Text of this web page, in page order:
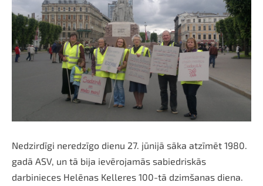
Nedzirdīgi neredzīgo dienu 27. jūnijā sāka atzīmēt 1980.
gadā ASV, un tā bija ievērojamās sabiedriskās
darbinieces Helēnas Kelleres 100-tā dzimšanas diena.